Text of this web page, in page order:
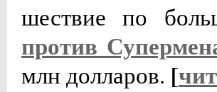
шествие по
против
млн долларов. [